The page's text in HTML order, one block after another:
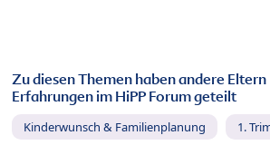
Zu diesen Themen haben andere Eltern
Erfahrungen im HiPP Forum geteilt
Kinderwunsch & Familienplanung 1.